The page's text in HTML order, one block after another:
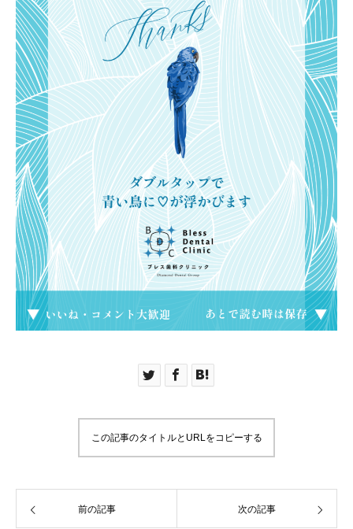
この記事のタイトルとURLをコピーする
前の記事 次の記事